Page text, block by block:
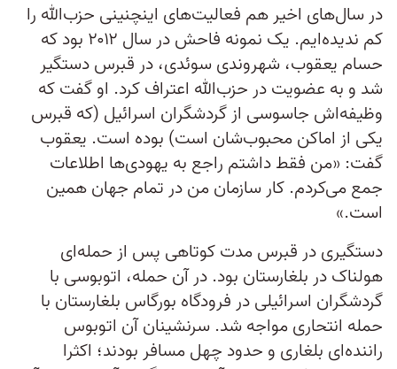
در سال‌های اخیر هم فعالیت‌های اینچنینی حزب‌الله را
کم ندیده‌ایم. یک نمونه فاحش در سال ۲۰۱۲ بود که
حسام یعقوب، شهروندی سوئدی، در قبرس دستگیر
شد و به عضویت در حزب‌الله اعتراف کرد. او گفت که
وظیفه‌اش جاسوسی از گردشگران اسرائیل (که قبرس
یکی از اماکن محبوب‌شان است) بوده است. یعقوب
گفت: «من فقط داشتم راجع به یهودی‌ها اطلاعات
جمع می‌کردم. کار سازمان من در تمام جهان همین
است.»
دستگیری در قبرس مدت کوتاهی پس از حمله‌ای
هولناک در بلغارستان بود. در آن حمله، اتوبوسی با
گردشگران اسرائیلی در فرودگاه بورگاس بلغارستان با
حمله انتحاری مواجه شد. سرنشینان آن اتوبوس
راننده‌ای بلغاری و حدود چهل مسافر بودند؛ اکثرا